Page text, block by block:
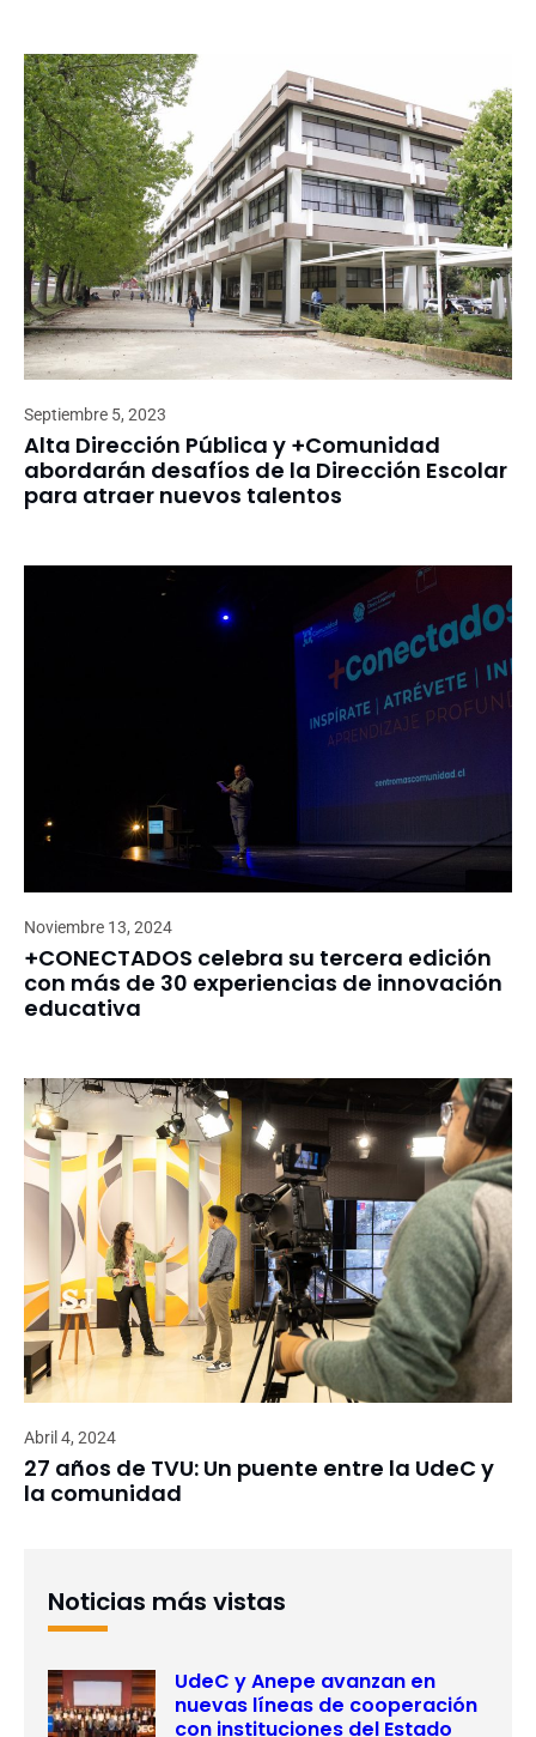
Septiembre 5, 2023
Alta Dirección Pública y +Comunidad
abordarán desafíos de la Dirección Escolar
para atraer nuevos talentos
Noviembre 13, 2024
+CONECTADOS celebra su tercera edición
con más de 30 experiencias de innovación
educativa
Abril 4, 2024
27 años de TVU: Un puente entre la UdeC y
la comunidad
Noticias más vistas
UdeC y Anepe avanzan en
nuevas líneas de cooperación
con instituciones del Estado